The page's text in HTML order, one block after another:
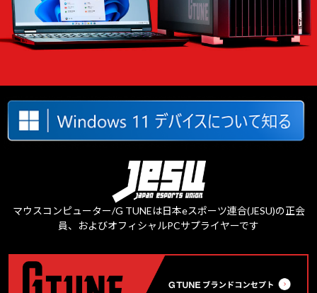
マウスコンピューター/G TUNEは日本eスポーツ連合(JESU)の正会
員、およびオフィシャルPCサプライヤーです